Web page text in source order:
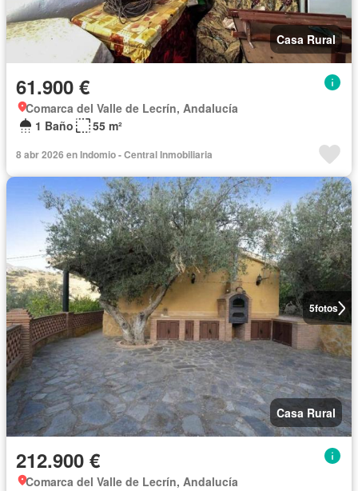
Casa Rural
61.900 €
Comarca del Valle de Lecrín, Andalucía
1 Baño
55 m²
8 abr 2026 en Indomio - Central Inmobiliaria
5fotos
Casa Rural
212.900 €
Comarca del Valle de Lecrín, Andalucía